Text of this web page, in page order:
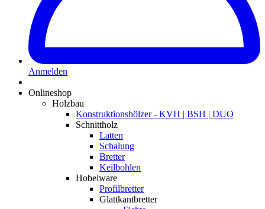
Anmelden
Onlineshop
Holzbau
Konstruktionshölzer - KVH | BSH | DUO
Schnittholz
Latten
Schalung
Bretter
Keilbohlen
Hobelware
Profilbretter
Glattkantbretter